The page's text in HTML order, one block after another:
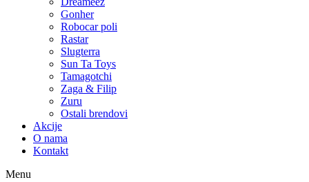
Gonher
Robocar poli
Rastar
Slugterra
Sun Ta Toys
Tamagotchi
Zaga & Filip
Zuru
Ostali brendovi
Akcije
O nama
Kontakt
Menu